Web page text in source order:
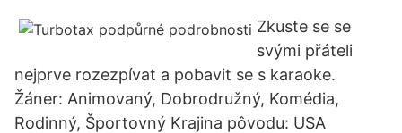
Zkuste se se
svými přáteli
nejprve rozezpívat a pobavit se s karaoke.
Žáner: Animovaný, Dobrodružný, Komédia,
Rodinný, Športovný Krajina pôvodu: USA